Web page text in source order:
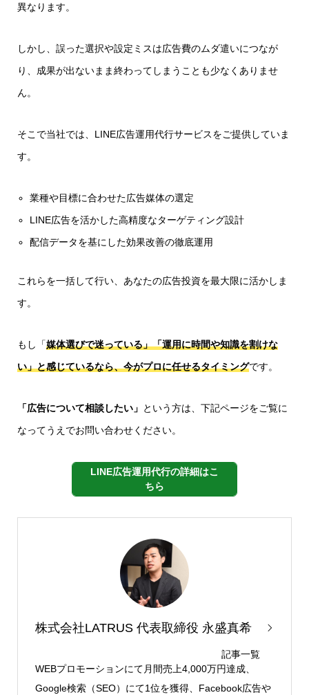
異なります。
しかし、誤った選択や設定ミスは広告費のムダ遣いにつなが
り、成果が出ないまま終わってしまうことも少なくありませ
ん。
そこで当社では、LINE広告運用代行サービスをご提供していま
す。
業種や目標に合わせた広告媒体の選定
LINE広告を活かした高精度なターゲティング設計
配信データを基にした効果改善の徹底運用
これらを一括して行い、あなたの広告投資を最大限に活かしま
す。
もし「媒体選びで迷っている」「運用に時間や知識を割けな
い」と感じているなら、今がプロに任せるタイミングです。
「広告について相談したい」 という方は、下記ページをご覧に
なってうえでお問い合わせください。
LINE広告運用代行の詳細はこ
ちら
株式会社LATRUS 代表取締役 永盛真希
記事一覧
WEBプロモーションにて月間売上4,000万円達成、
Google検索（SEO）にて1位を獲得、Facebook広告や